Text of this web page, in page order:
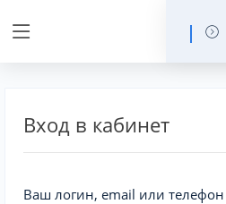
Вход в кабинет
Ваш логин, email или телефон